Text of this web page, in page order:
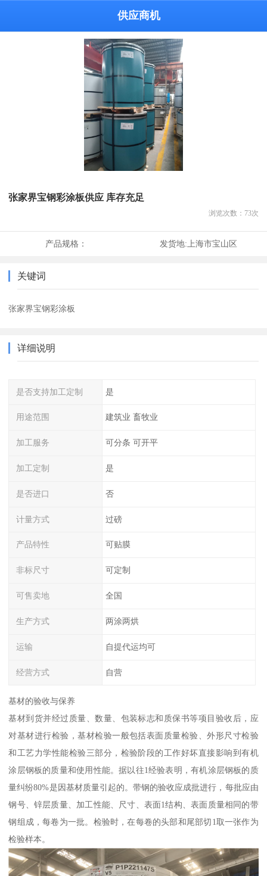
供应商机
张家界宝钢彩涂板供应 库存充足
浏览次数： 73次
产品规格： 发货地:上海市宝山区
关键词
张家界宝钢彩涂板
详细说明
是否支持加工定制 是
用途范围 建筑业 畜牧业
加工服务 可分条 可开平
加工定制 是
是否进口 否
计量方式 过磅
产品特性 可贴膜
非标尺寸 可定制
可售卖地 全国
生产方式 两涂两烘
运输 自提代运均可
经营方式 自营
基材的验收与保养
基材到货并经过质量、数量、包装标志和质保书等项目验收后，应
对基材进行检验，基材检验一般包括表面质量检验、外形尺寸检验
和工艺力学性能检验三部分，检验阶段的工作好坏直接影响到有机
涂层钢板的质量和使用性能。据以往1经验表明，有机涂层钢板的质
量纠纷80%是因基材质量引起的。带钢的验收应成批进行，每批应由
钢号、锌层质量、加工性能、尺寸、表面1结构、表面质量相同的带
钢组成，每卷为一批。检验时，在每卷的头部和尾部切1取一张作为
检验样本。